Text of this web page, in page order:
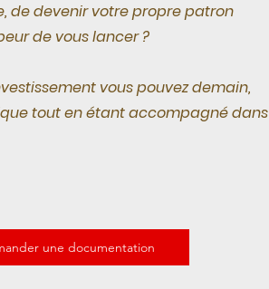
de devenir votre propre patron
de vous lancer ?
vous pouvez demain,
tout en étant accompagné dans
une documentation